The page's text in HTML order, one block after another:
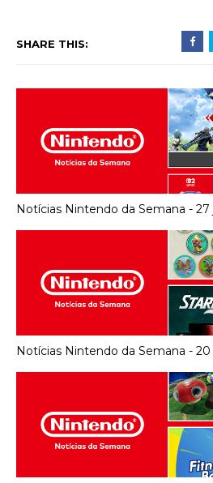
SHARE THIS:
Notícias Nintendo da Semana - 27
Notícias Nintendo da Semana - 20